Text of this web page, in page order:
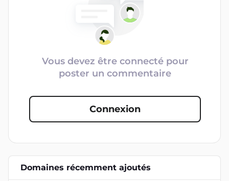
Vous devez être connecté pour
poster un commentaire
Connexion
Domaines récemment ajoutés